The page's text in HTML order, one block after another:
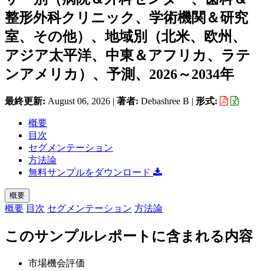
整形外科クリニック、学術機関＆研究
室、その他）、地域別（北米、欧州、
アジア太平洋、中東＆アフリカ、ラテ
ンアメリカ）、予測、2026～2034年
最終更新: August 06, 2026 | 著者: Debashree B | 形式:
概要
目次
セグメンテーション
方法論
無料サンプルをダウンロード
概要
概要 目次 セグメンテーション 方法論
このサンプルレポートに含まれる内容
市場機会評価